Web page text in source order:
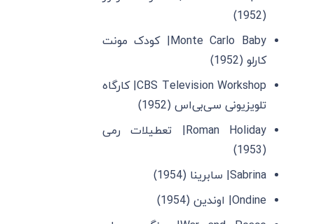
(1952)
Monte Carlo Baby| کودک مونت
کارلو (1952)
CBS Television Workshop| کارگاه
تلویزیونی سی‌بی‌اس (1952)
Roman Holiday| تعطیلات رمی
(1953)
Sabrina| سابرینا (1954)
Ondine| اوندین (1954)